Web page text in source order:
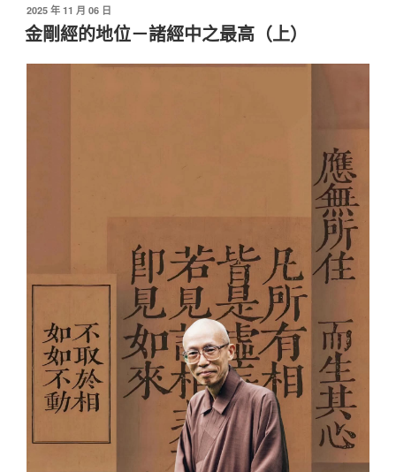
發
佈
於
2025 年 11 月 06 日
金剛經的地位－諸經中之最高（上）